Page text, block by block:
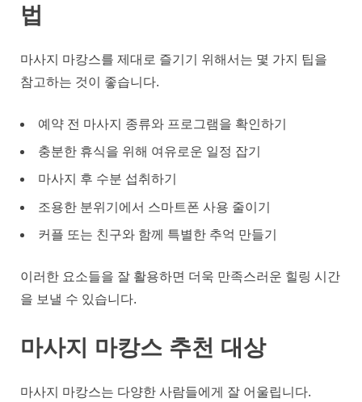
법
마사지 마캉스를 제대로 즐기기 위해서는 몇 가지 팁을
참고하는 것이 좋습니다.
예약 전 마사지 종류와 프로그램을 확인하기
충분한 휴식을 위해 여유로운 일정 잡기
마사지 후 수분 섭취하기
조용한 분위기에서 스마트폰 사용 줄이기
커플 또는 친구와 함께 특별한 추억 만들기
이러한 요소들을 잘 활용하면 더욱 만족스러운 힐링 시간
을 보낼 수 있습니다.
마사지 마캉스 추천 대상
마사지 마캉스는 다양한 사람들에게 잘 어울립니다.